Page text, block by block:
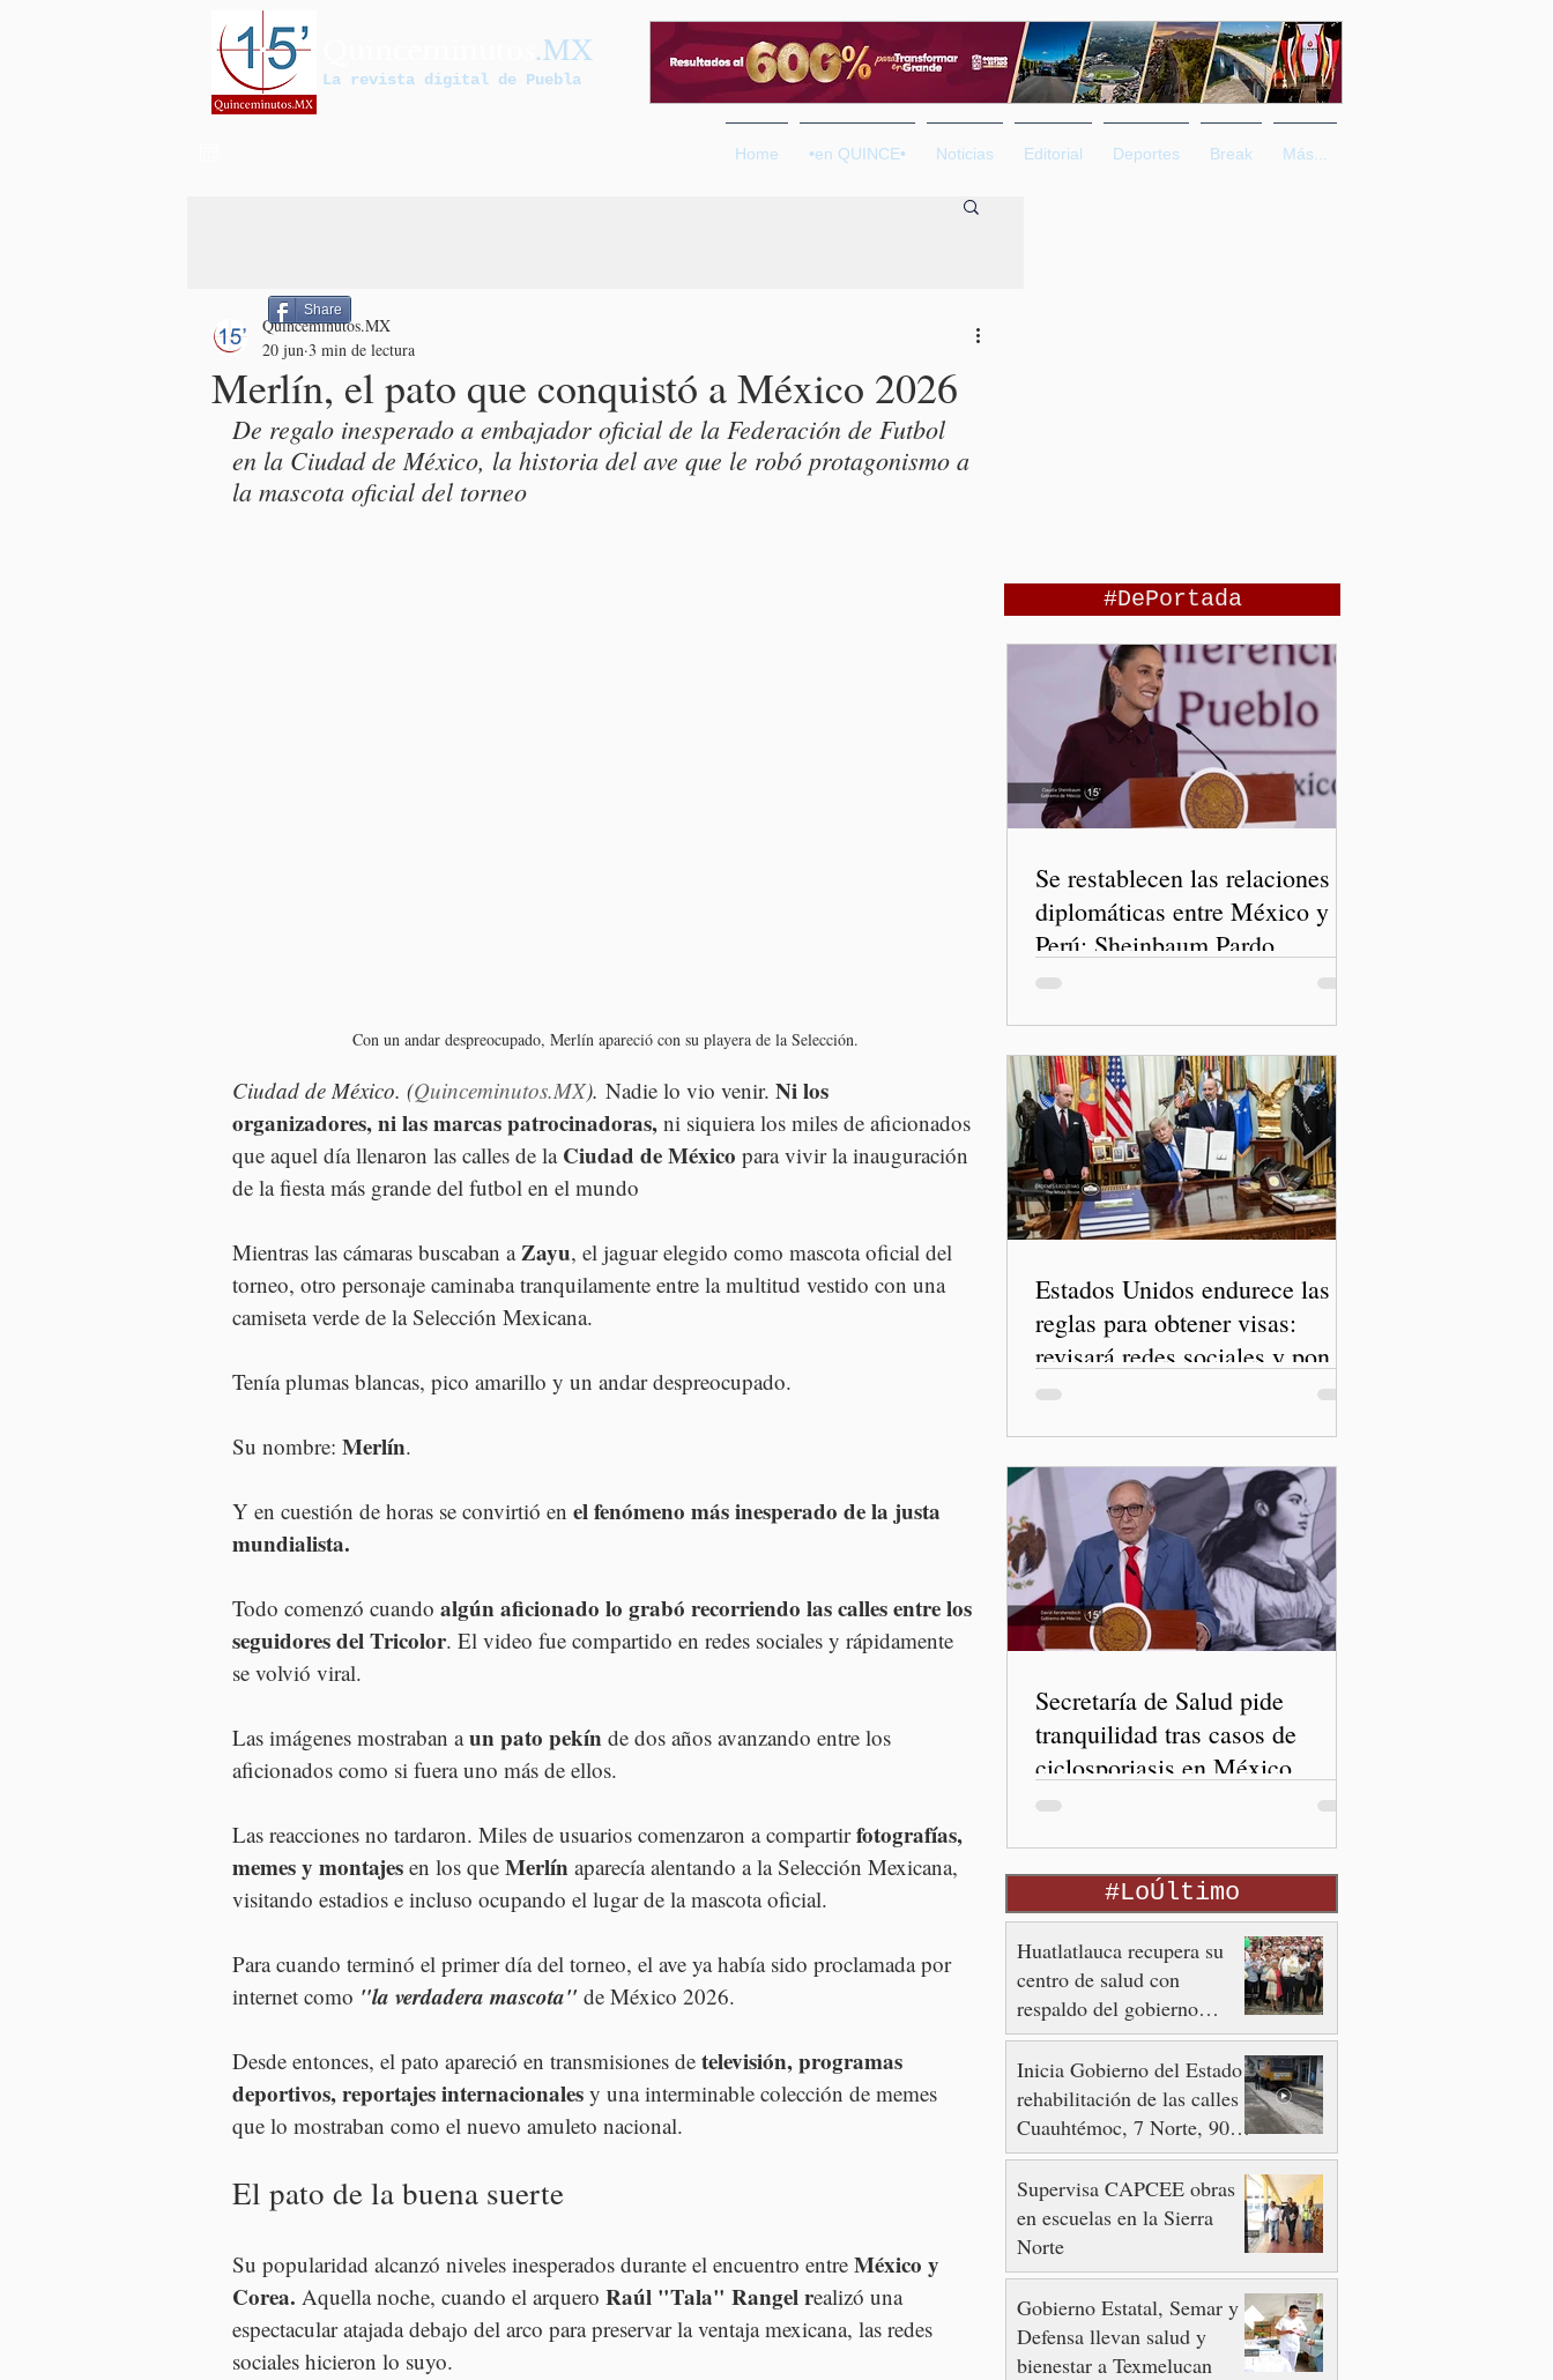
.MX
La revista digital de Puebla
Home •en QUINCE• Noticias Editorial Deportes Break Más...
Merlín, el pato que conquistó a México 2026
Quinceminutos.MX
20 jun 3 min de lectura
De regalo inesperado a embajador oficial de la Federación de Futbol
en la Ciudad de México, la historia del ave que le robó protagonismo a
la mascota oficial del torneo
Con un andar despreocupado, Merlín apareció con su playera de la Selección.
Ciudad de México. (Quinceminutos.MX). Nadie lo vio venir. Ni los
organizadores, ni las marcas patrocinadoras, ni siquiera los miles de aficionados
que aquel día llenaron las calles de la Ciudad de México para vivir la inauguración
de la fiesta más grande del futbol en el mundo
Mientras las cámaras buscaban a Zayu, el jaguar elegido como mascota oficial del
torneo, otro personaje caminaba tranquilamente entre la multitud vestido con una
camiseta verde de la Selección Mexicana.
Tenía plumas blancas, pico amarillo y un andar despreocupado.
Su nombre: Merlín.
Y en cuestión de horas se convirtió en el fenómeno más inesperado de la justa
mundialista.
Todo comenzó cuando algún aficionado lo grabó recorriendo las calles entre los
seguidores del Tricolor. El video fue compartido en redes sociales y rápidamente
se volvió viral.
Las imágenes mostraban a un pato pekín de dos años avanzando entre los
aficionados como si fuera uno más de ellos.
Las reacciones no tardaron. Miles de usuarios comenzaron a compartir fotografías,
memes y montajes en los que Merlín aparecía alentando a la Selección Mexicana,
visitando estadios e incluso ocupando el lugar de la mascota oficial.
Para cuando terminó el primer día del torneo, el ave ya había sido proclamada por
internet como "la verdadera mascota" de México 2026.
Desde entonces, el pato apareció en transmisiones de televisión, programas
deportivos, reportajes internacionales y una interminable colección de memes
que lo mostraban como el nuevo amuleto nacional.
El pato de la buena suerte
Su popularidad alcanzó niveles inesperados durante el encuentro entre México y
Corea. Aquella noche, cuando el arquero Raúl "Tala" Rangel realizó una
espectacular atajada debajo del arco para preservar la ventaja mexicana, las redes
sociales hicieron lo suyo.
Share
#DePortada
Se restablecen las relaciones
diplomáticas entre México y
Perú: Sheinbaum Pardo
Estados Unidos endurece las
reglas para obtener visas:
revisará redes sociales y pone
freno al Turismo de Nacimiento
Secretaría de Salud pide
tranquilidad tras casos de
ciclosporiasis en México
#LoÚltimo
Huatlatlauca recupera su
centro de salud con
respaldo del gobierno
estatal
Inicia Gobierno del Estado
rehabilitación de las calles
Cuauhtémoc, 7 Norte, 90 y
88 Poniente
Supervisa CAPCEE obras
en escuelas en la Sierra
Norte
Gobierno Estatal, Semar y
Defensa llevan salud y
bienestar a Texmelucan